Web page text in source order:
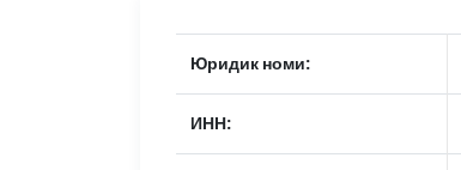
Юридик номи:
ИНН: